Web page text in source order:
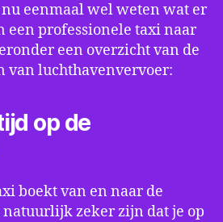
eenmaal wel weten wat er
een professionele taxi naar
een overzicht van de
van luchthavenvervoer:
op de
boekt van en naar de
zeker zijn dat je op